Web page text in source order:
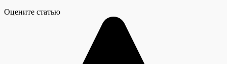
Оцените статью